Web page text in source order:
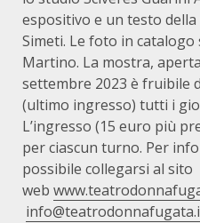
espositivo e un testo
Simeti. Le foto in catalogo
Martino. La mostra,
settembre 2023 è fruibile
(ultimo ingresso) tutti i
L’ingresso (15 euro più
per ciascun turno. Per
possibile collegarsi al sito
web